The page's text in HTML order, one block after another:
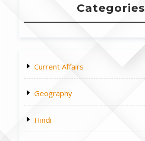
Categories
Current Affairs
Geography
Hindi